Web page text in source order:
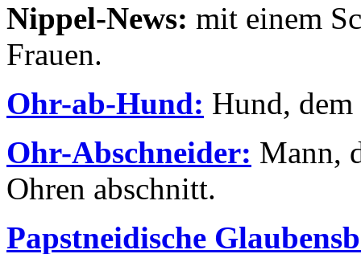
Nippel-News: mit einem
Frauen.
Ohr-ab-Hund: Hund,
Ohr-Abschneider: Mann,
Ohren abschnitt.
Papstneidische